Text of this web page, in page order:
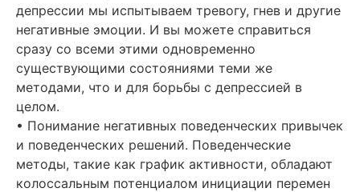
депрессии мы испытываем тревогу, гнев и другие
негативные эмоции. И вы можете справиться
сразу со всеми этими одновременно
существующими состояниями теми же
методами, что и для борьбы с депрессией в
целом.
• Понимание негативных поведенческих привычек
и поведенческих решений. Поведенческие
методы, такие как график активности, обладают
колоссальным потенциалом инициации перемен